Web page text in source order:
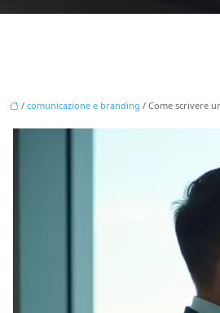
/ comunicazione e branding / Come scrivere